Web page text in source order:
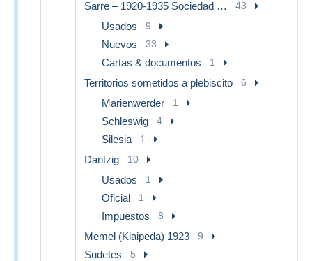
Sarre – 1920-1935 Sociedad de Naciones 43
Usados 9
Nuevos 33
Cartas & documentos 1
Territorios sometidos a plebiscito 6
Marienwerder 1
Schleswig 4
Silesia 1
Dantzig 10
Usados 1
Oficial 1
Impuestos 8
Memel (Klaipeda) 1923 9
Sudetes 5